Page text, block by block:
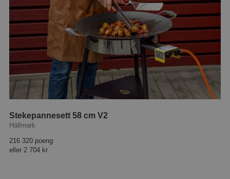
Stekepannesett 58 cm V2
Hällmark
216 320 poeng
eller 2 704 kr